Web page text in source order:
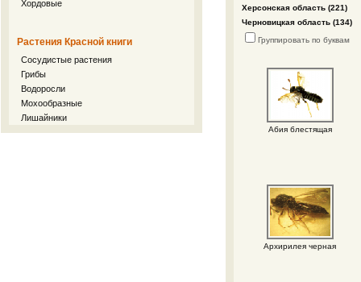
Хордовые
Растения Красной книги
Сосудистые растения
Грибы
Водоросли
Мохообразные
Лишайники
Херсонская область (221)
Черновицкая область (134)
Группировать по буквам
Абия блестящая
Архирилея черная